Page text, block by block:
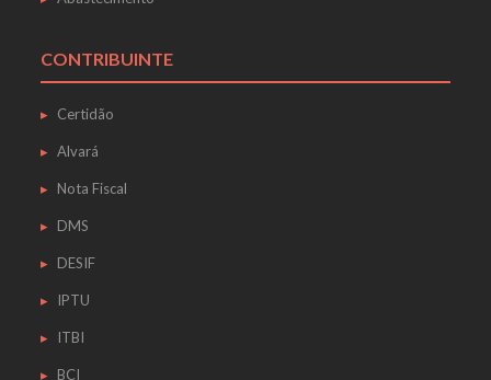
CONTRIBUINTE
Certidão
Alvará
Nota Fiscal
DMS
DESIF
IPTU
ITBI
BCI